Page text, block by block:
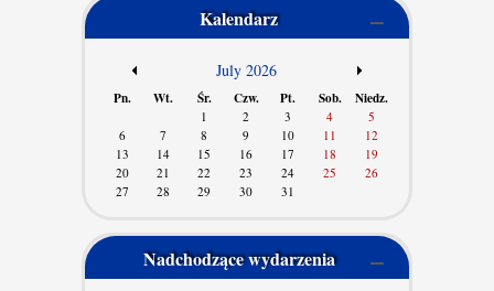
Kalendarz
/ July 2026 /
Pn. Wt. Śr. Czw. Pt. Sob. Niedz.
1 2 3 4
5
6
7 8 9 10 11
12
13
14 15 16 17 18
19
20
21 22 23 24 25
26
27
28 29 30 31
Nadchodzące wydarzenia